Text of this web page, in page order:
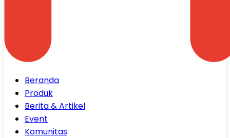
Beranda
Produk
Berita & Artikel
Event
Komunitas